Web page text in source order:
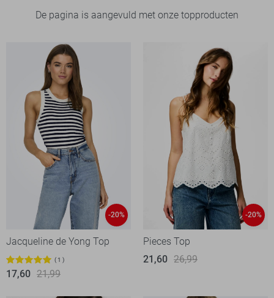
De pagina is aangevuld met onze topproducten
-20%
Jacqueline de Yong Top
1
17,60 21,99
-20%
Pieces Top
21,60 26,99